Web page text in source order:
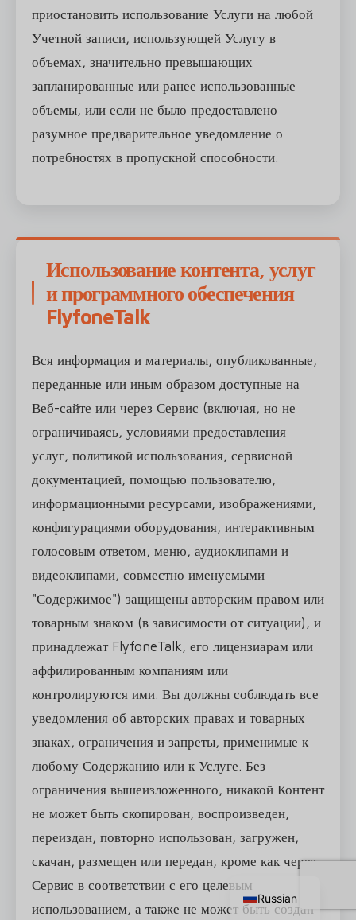
приостановить использование Услуги на любой
Учетной записи, использующей Услугу в
объемах, значительно превышающих
запланированные или ранее использованные
объемы, или если не было предоставлено
разумное предварительное уведомление о
потребностях в пропускной способности.
Использование контента, услуг
и программного обеспечения
FlyfoneTalk
Вся информация и материалы, опубликованные,
переданные или иным образом доступные на
Веб-сайте или через Сервис (включая, но не
ограничиваясь, условиями предоставления
услуг, политикой использования, сервисной
документацией, помощью пользователю,
информационными ресурсами, изображениями,
конфигурациями оборудования, интерактивным
голосовым ответом, меню, аудиоклипами и
видеоклипами, совместно именуемыми
"Содержимое") защищены авторским правом или
товарным знаком (в зависимости от ситуации), и
принадлежат FlyfoneTalk, его лицензиарам или
аффилированным компаниям или
контролируются ими. Вы должны соблюдать все
уведомления об авторских правах и товарных
знаках, ограничения и запреты, применимые к
любому Содержанию или к Услуге. Без
ограничения вышеизложенного, никакой Контент
не может быть скопирован, воспроизведен,
переиздан, повторно использован, загружен,
скачан, размещен или передан, кроме как через
Сервис в соответствии с его целевым
использованием, а также не может быть создан
Russian
Chinese